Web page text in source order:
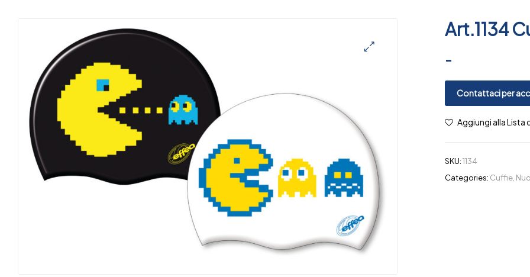
Art.1134
-
Contattaci per
Aggiungi alla Lista
SKU:1134
Categories: Cuffie,